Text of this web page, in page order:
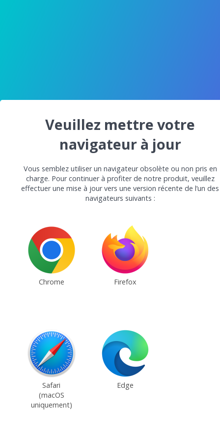
Veuillez mettre votre
navigateur à jour
Vous semblez utiliser un navigateur obsolète ou non pris en
charge. Pour continuer à profiter de notre produit, veuillez
effectuer une mise à jour vers une version récente de l’un des
navigateurs suivants :
Chrome Firefox
Safari
(macOS
uniquement)
Edge